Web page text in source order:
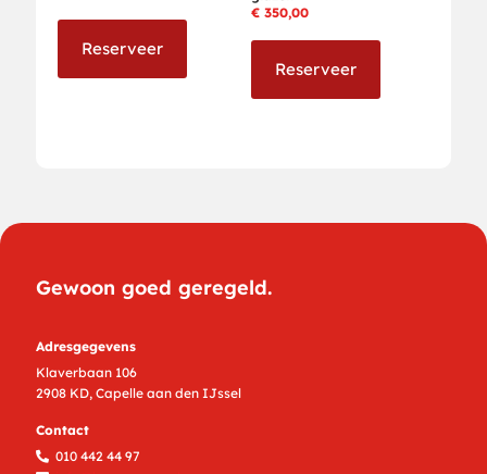
Reserveer
€350,00
Reserveer
Gewoon goed geregeld.
Adresgegevens
Klaverbaan 106
2908 KD, Capelle aan den IJssel
Contact
010 442 44 97